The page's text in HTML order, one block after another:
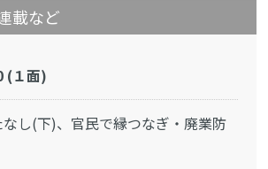
載など
(１面)
し(下)、官民で縁つなぎ・廃業防